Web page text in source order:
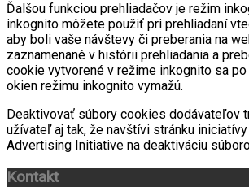
Ďalšou funkciou prehliadačov je režim
inkognito môžete použiť pri prehliadaní
aby boli vaše návštevy či preberania na
zaznamenané v histórii prehliadania a
cookie vytvorené v režime inkognito sa
okien režimu inkognito vymažú.
Deaktivovať súbory cookies dodávateľov
užívateľ aj tak, že navštívi stránku
Advertising Initiative na deaktiváciu
Kontakt